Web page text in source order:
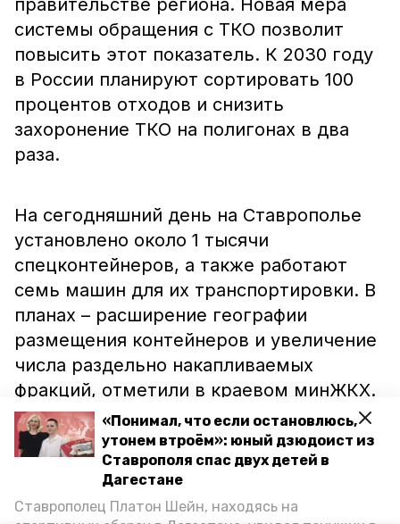
«Понимал, что если остановлюсь,
утонем втроём»: юный дзюдоист из
Ставрополя спас двух детей в
Дагестане
Ставрополец Платон Шейн, находясь на
правительстве региона. Новая мера
системы обращения с ТКО позволит
повысить этот показатель. К 2030 году
в России планируют сортировать 100
процентов отходов и снизить
захоронение ТКО на полигонах в два
раза.
На сегодняшний день на Ставрополье
установлено около 1 тысячи
спецконтейнеров, а также работают
семь машин для их транспортировки. В
планах – расширение географии
размещения контейнеров и увеличение
числа раздельно накапливаемых
фракций, отметили в краевом минЖКХ.
О значимости сортировки и
переработки ТКО ранее
губернатор Владимир Владимиров.